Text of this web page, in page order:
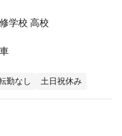
学校 高校
勤なし 土日祝休み